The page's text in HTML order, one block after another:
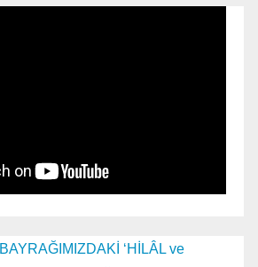
BAYRAĞIMIZDAKİ ‘HİLÂL ve